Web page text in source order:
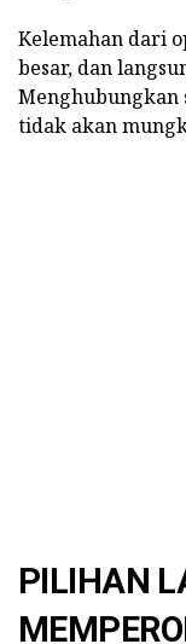
Kelemahan dari
besar, dan
Menghubungkan
tidak akan
PILIHAN